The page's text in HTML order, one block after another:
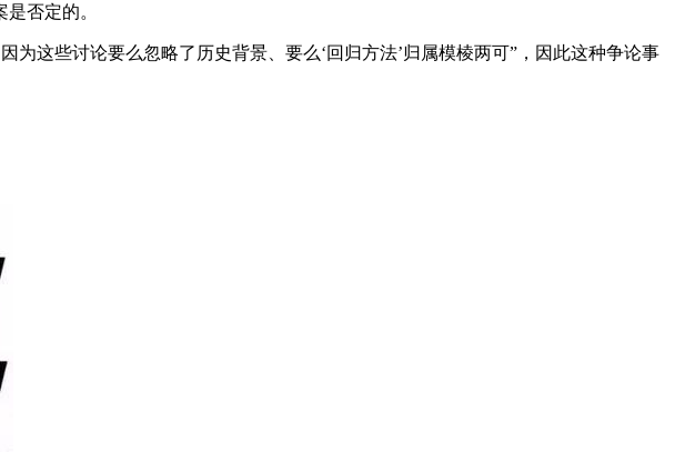
否定的。
这些讨论要么忽略了历史背景、要么‘回归方法’归属模棱两可”，因此这种争论事